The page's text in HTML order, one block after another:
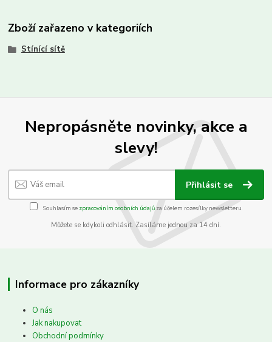
Zboží zařazeno v kategoriích
Stínící sítě
Nepropásněte novinky, akce a
slevy!
Přihlásit se
Souhlasím se zpracováním osobních údajůza účelem rozesílky newsletteru.
Můžete se kdykoli odhlásit. Zasíláme jednou za 14 dní.
Informace pro zákazníky
O nás
Jak nakupovat
Obchodní podmínky